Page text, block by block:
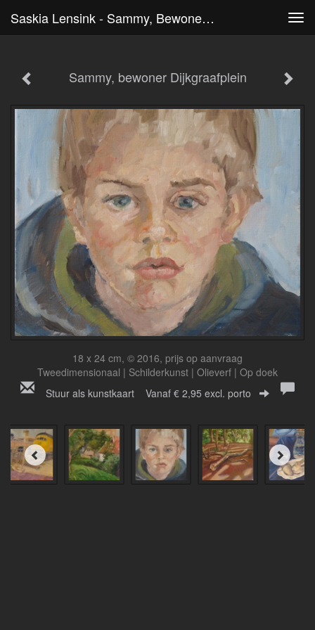
Saskia Lensink - Sammy, Bewoner Dijkgraafplein
Sammy, bewoner Dijkgraafplein
18 x 24 cm, © 2016, prijs op aanvraag
Tweedimensionaal | Schilderkunst | Olieverf | Op doek
Stuur als kunstkaart Vanaf € 2,95 excl. porto